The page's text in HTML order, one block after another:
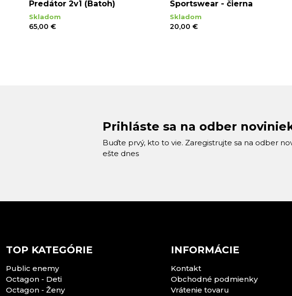
Predátor 2v1 (Batoh)
Skladom
65,00 €
Sportswear - čierna
Skladom
20,00 €
Prihláste sa na odber
Buďte prvý, kto to vie. Zaregistrujte sa na odber
ešte dnes
TOP KATEGÓRIE
Public enemy
Octagon - Deti
Octagon - Ženy
INFORMÁCIE
Kontakt
Obchodné podmienky
Vrátenie tovaru